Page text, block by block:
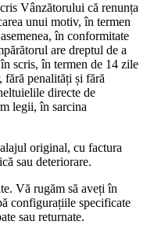
Vânzătorului că renunța
unui motiv, în termen
în conformitate
are dreptul de a
scris, în termen de 14 zile
penalități și fără
directe de
legii, în sarcina
original, cu factura
sau deteriorare.
Vă rugăm să aveți în
configurațiile specificate
sau returnate.